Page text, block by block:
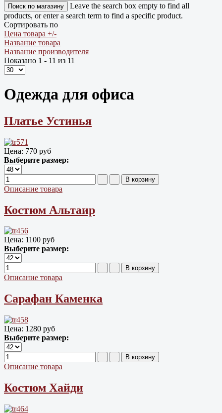
Leave the search box empty to find all
products, or enter a search term to find a specific product.
Сортировать по
Цена товара +/-
Название товара
Название производителя
Показано 1 - 11 из 11
Одежда для офиса
Платье Устинья
Цена: 770 руб
Выберите размер:
Описание товара
Костюм Альтаир
Цена: 1100 руб
Выберите размер:
Описание товара
Сарафан Каменка
Цена: 1280 руб
Выберите размер:
Описание товара
Костюм Хайди